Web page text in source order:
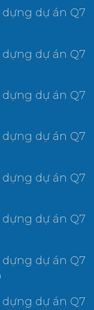
dự án Q7
dự án Q7
dự án Q7
dự án Q7
dự án Q7
dự án Q7
dự án Q7
dự án Q7